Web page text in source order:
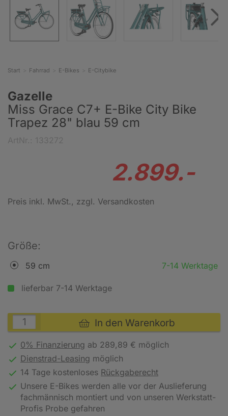
Start Fahrrad E-Bikes E-Citybike
Gazelle
Miss Grace C7+ E-Bike City Bike
Trapez 28" blau 59 cm
2.899.-
Preis inkl. MwSt. , zzgl. Versandkosten
Größe:
59 cm 7-14 Werktage
lieferbar 7-14 Werktage
In den Warenkorb
0% Finanzierung ab 289,89 € möglich
Dienstrad-Leasing möglich
14 Tage kostenloses Rückgaberecht
Unsere E-Bikes werden alle vor der Auslieferung
fachmännisch montiert und von unseren Werkstatt-
Profis Probe gefahren